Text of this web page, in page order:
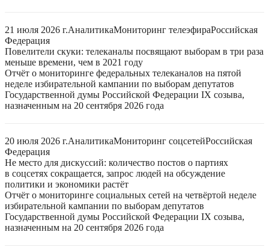
21 июля 2026 г.АналитикаМониторинг телеэфираРоссийская
Федерация
Повелители скуки: телеканалы посвящают выборам в три раза
меньше времени, чем в 2021 году
Отчёт о мониторинге федеральных телеканалов на пятой
неделе избирательной кампании по выборам депутатов
Государственной думы Российской Федерации IX созыва,
назначенным на 20 сентября 2026 года
20 июля 2026 г.АналитикаМониторинг соцсетейРоссийская
Федерация
Не место для дискуссий: количество постов о партиях
в соцсетях сокращается, запрос людей на обсуждение
политики и экономики растёт
Отчёт о мониторинге социальных сетей на четвёртой неделе
избирательной кампании по выборам депутатов
Государственной думы Российской Федерации IX созыва,
назначенным на 20 сентября 2026 года